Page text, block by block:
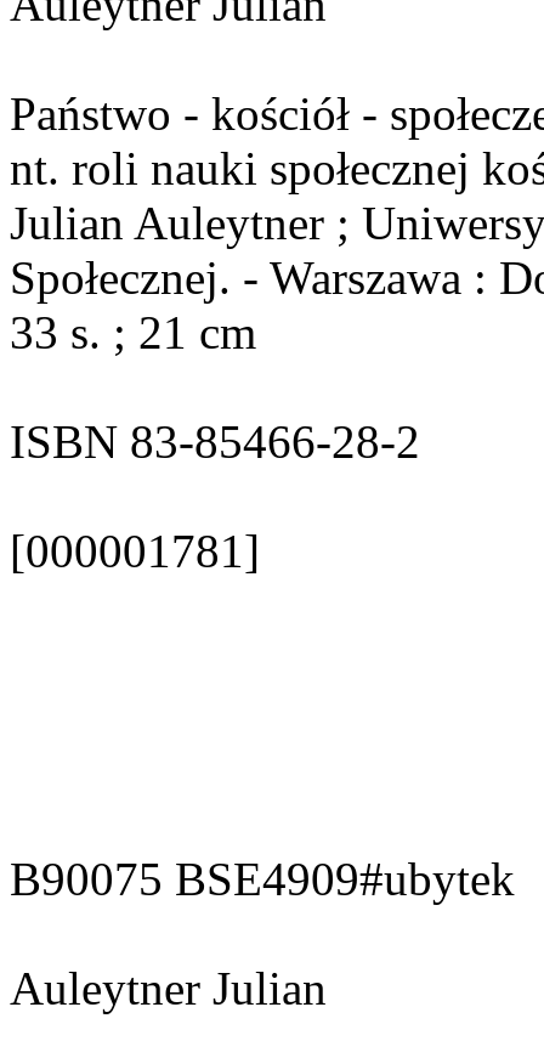
Państwo - kościół -
nt. roli nauki społecznej
Julian Auleytner ;
Społecznej. - Warszawa :
33 s. ; 21 cm
ISBN 83-85466-28-2
[000001781]
B90075 BSE4909#ubytek
Auleytner Julian